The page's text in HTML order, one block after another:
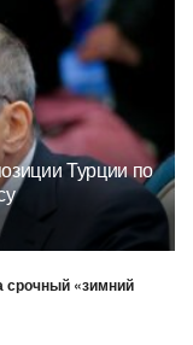
Турции по
срочный «зимний